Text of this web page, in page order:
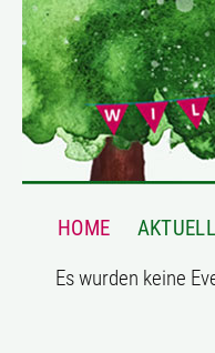
HOME
Es wurden keine